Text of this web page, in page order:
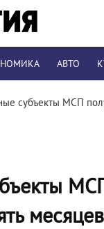
АВТО
субъекты МСП
месяцев